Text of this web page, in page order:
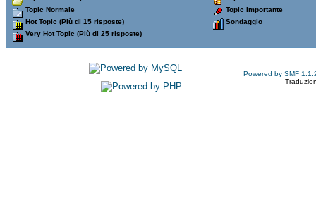
Topic Normale
Hot Topic (Più di 15 risposte)
Very Hot Topic (Più di 25 risposte)
Topic Importante
Sondaggio
Powered by SMF